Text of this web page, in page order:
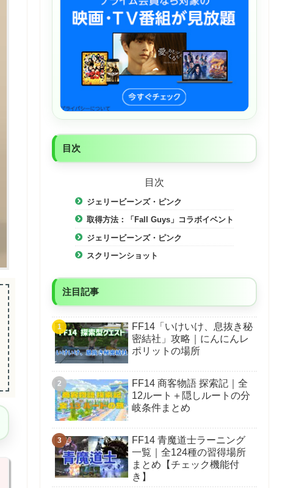
目次
目次
ジェリービーンズ・ピンク
取得方法：「Fall Guys」コラボイベント
ジェリービーンズ・ピンク
スクリーンショット
注目記事
FF14「いけいけ、息抜き秘
密結社」攻略｜にんにんレ
ポリットの場所
FF14 商客物語 探索記｜全
12ルート＋隠しルートの分
岐条件まとめ
FF14 青魔道士ラーニング
一覧｜全124種の習得場所
まとめ【チェック機能付
き】